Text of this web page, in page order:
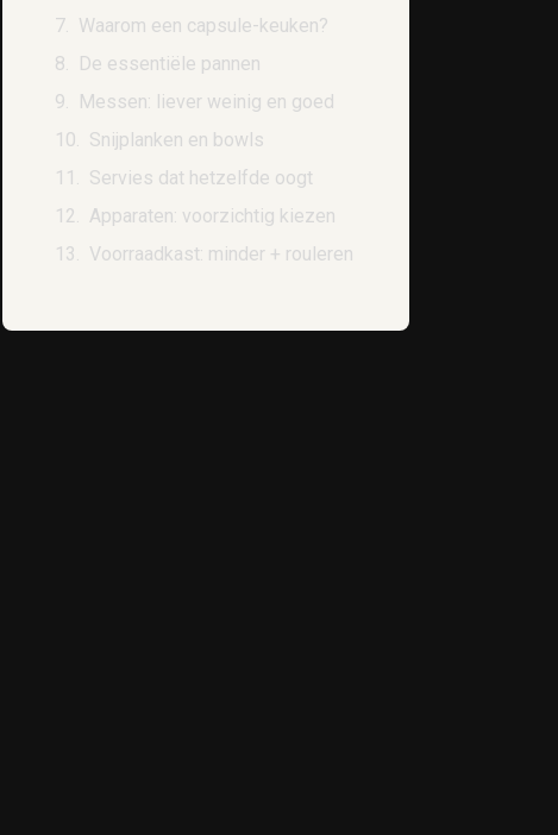
Waarom een capsule-keuken?
De essentiële pannen
Messen: liever weinig en goed
Snijplanken en bowls
Servies dat hetzelfde oogt
Apparaten: voorzichtig kiezen
Voorraadkast: minder + rouleren